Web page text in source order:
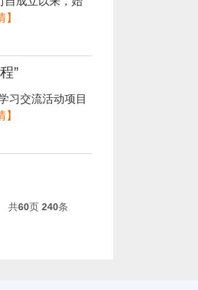
】
”
习交流活动项目
】
共60页 240条